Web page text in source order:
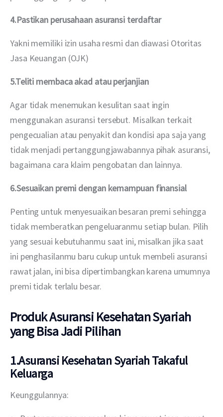
4.Pastikan perusahaan asuransi terdaftar
Yakni memiliki izin usaha resmi dan diawasi Otoritas
Jasa Keuangan (OJK)
5.Teliti membaca akad atau perjanjian
Agar tidak menemukan kesulitan saat ingin
menggunakan asuransi tersebut. Misalkan terkait
pengecualian atau penyakit dan kondisi apa saja yang
tidak menjadi pertanggungjawabannya pihak asuransi,
bagaimana cara klaim pengobatan dan lainnya.
6.Sesuaikan premi dengan kemampuan finansial
Penting untuk menyesuaikan besaran premi sehingga
tidak memberatkan pengeluaranmu setiap bulan. Pilih
yang sesuai kebutuhanmu saat ini, misalkan jika saat
ini penghasilanmu baru cukup untuk membeli asuransi
rawat jalan, ini bisa dipertimbangkan karena umumnya
premi tidak terlalu besar.
Produk Asuransi Kesehatan Syariah
yang Bisa Jadi Pilihan
1.Asuransi Kesehatan Syariah Takaful
Keluarga
Keunggulannya: